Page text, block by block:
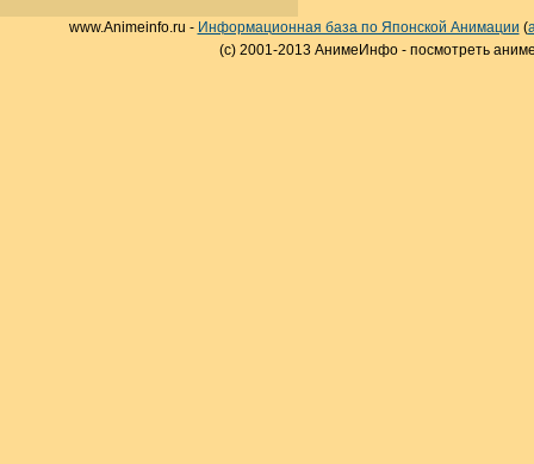
www.Animeinfo.ru - Информационная база по Японской Анимации (
(c) 2001-2013 АнимеИнфо - посмотреть